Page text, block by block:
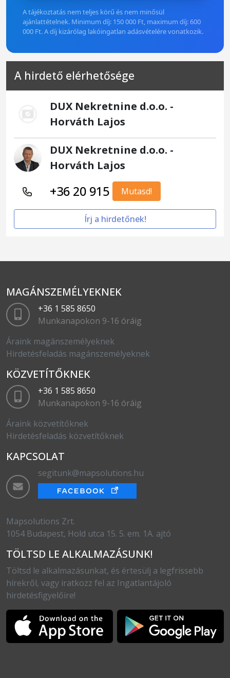
A tájékoztatás nem teljes körű és nem minősül
ajánlattételnek. Minimum díj: 150 000 Ft, maximum díj: 600
000 Ft. A díj kizárólag lakóingatlan adásvételére vonatkozik.
A hirdető elérhetősége
DUX Nekretnine d.o.o. -
Horváth Lajos
DUX Nekretnine d.o.o. -
Horváth Lajos
+36 20 915 Mutasd!
Írj a hirdetőnek!
MAGÁNSZEMÉLYEKNEK
+36 1 585 8650
Munkanapokon 9-16 óráig
Áraink magánszemélyeknek
Hirdetésfeladás magánszemélyeknek
KÖZVETÍTŐKNEK
+36 1 585 8650
Munkanapokon 9-16 óráig
Áraink közvetítőknek
Hirdetésfeladás közvetítőknek
KAPCSOLAT
segitunk@mapsolutions.hu
Mapsolutions Zrt.
1054 Budapest, Hold utca 15. 5. em. 1A. ajtó
TÖLTSD LE ALKALMAZÁSUNK!
Töltsd le alkalmazásunkat, és értesülj a legfrissebb
hírekről, vagy iratkozz fel az Ingatlantájoló
hirdetésfigyelőire!